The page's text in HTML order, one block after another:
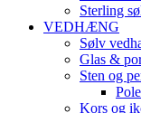
Sterling
VEDHÆNG
Sølv
Glas &
Sten og
Kors og